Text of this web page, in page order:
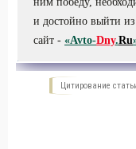
и достойно выйти
сайт - «Avto-Dny.Ru
Цитирование